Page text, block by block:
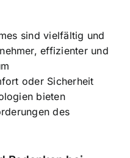
sind vielfältig und
effizienter und
oder Sicherheit
bieten
des